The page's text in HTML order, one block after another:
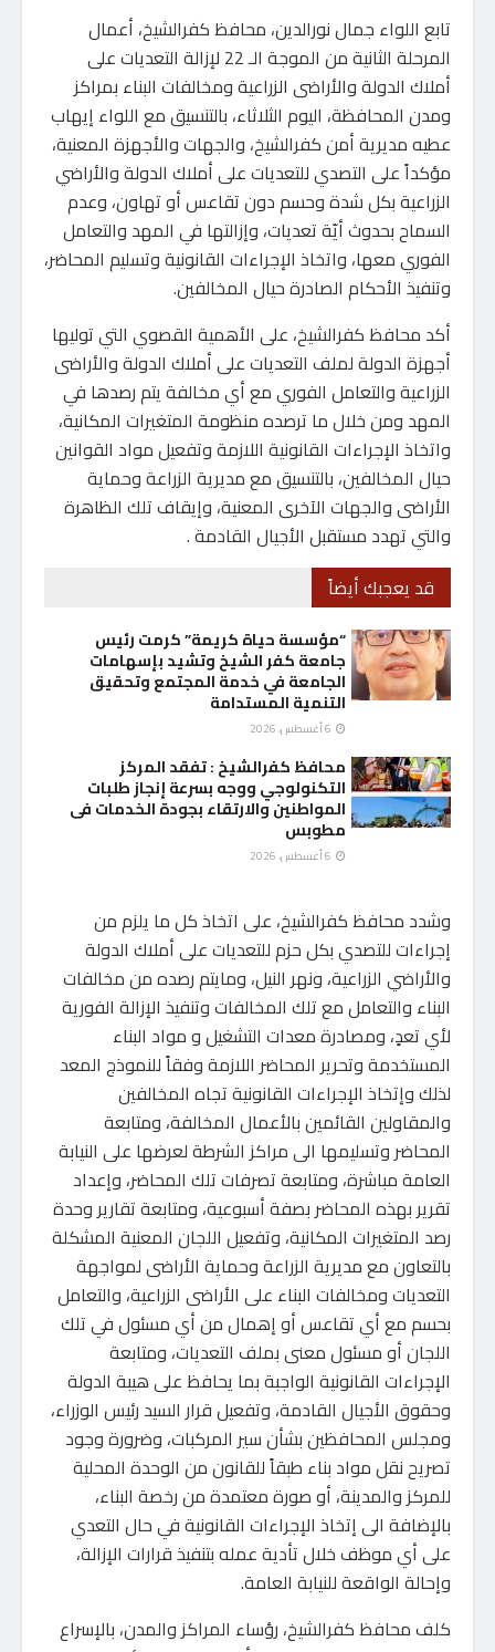
تابع اللواء جمال نورالدين، محافظ كفرالشيخ، أعمال
المرحلة الثانية من الموجة الـ 22 لإزالة التعديات على
أملاك الدولة والأراضى الزراعية ومخالفات البناء بمراكز
ومدن المحافظة، اليوم الثلاثاء، بالتنسيق مع اللواء إيهاب
عطيه مديرية أمن كفرالشيخ، والجهات والأجهزة المعنية،
مؤكداً على التصدي للتعديات على أملاك الدولة والأراضي
الزراعية بكل شدة وحسم دون تقاعس أو تهاون، وعدم
السماح بحدوث أيّة تعديات، وإزالتها في المهد والتعامل
الفوري معها، واتخاذ الإجراءات القانونية وتسليم المحاضر،
وتنفيذ الأحكام الصادرة حيال المخالفين.
أكد محافظ كفرالشيخ، على الأهمية القصوي التي توليها
أجهزة الدولة لملف التعديات على أملاك الدولة والأراضى
الزراعية والتعامل الفوري مع أي مخالفة يتم رصدها في
المهد ومن خلال ما ترصده منظومة المتغيرات المكانية،
واتخاذ الإجراءات القانونية اللازمة وتفعيل مواد القوانين
حيال المخالفين، بالتنسيق مع مديرية الزراعة وحماية
الأراضى والجهات الآخرى المعنية، وإيقاف تلك الظاهرة
والتي تهدد مستقبل الأجيال القادمة .
قد يعجبك أيضاً
“مؤسسة حياة كريمة” كرمت رئيس
جامعة كفر الشيخ وتشيد بإسهامات
الجامعة في خدمة المجتمع وتحقيق
التنمية المستدامة
محافظ كفرالشيخ : تفقد المركز
التكنولوجي ووجه بسرعة إنجاز طلبات
المواطنين والارتقاء بجودة الخدمات فى
مطوبس
وشدد محافظ كفرالشيخ، على اتخاذ كل ما يلزم من
إجراءات للتصدي بكل حزم للتعديات على أملاك الدولة
والأراضي الزراعية، ونهر النيل، ومايتم رصده من مخالفات
البناء والتعامل مع تلك المخالفات وتنفيذ الإزالة الفورية
لأي تعدٍ، ومصادرة معدات التشغيل و مواد البناء
المستخدمة وتحرير المحاضر اللازمة وفقاً للنموذج المعد
لذلك وإتخاذ الإجراءات القانونية تجاه المخالفين
والمقاولين القائمين بالأعمال المخالفة، ومتابعة
المحاضر وتسليمها الى مراكز الشرطة لعرضها على النيابة
العامة مباشرة، ومتابعة تصرفات تلك المحاضر، وإعداد
تقرير بهذه المحاضر بصفة أسبوعية، ومتابعة تقارير وحدة
رصد المتغيرات المكانية، وتفعيل اللجان المعنية المشكلة
بالتعاون مع مديرية الزراعة وحماية الأراضى لمواجهة
التعديات ومخالفات البناء على الأراضى الزراعية، والتعامل
بحسم مع أي تقاعس أو إهمال من أي مسئول في تلك
اللجان أو مسئول معنى بملف التعديات، ومتابعة
الإجراءات القانونية الواجبة بما يحافظ على هيبة الدولة
وحقوق الأجيال القادمة، وتفعيل قرار السيد رئيس الوزراء،
ومجلس المحافظين بشأن سير المركبات، وضرورة وجود
تصريح نقل مواد بناء طبقاً للقانون من الوحدة المحلية
للمركز والمدينة، أو صورة معتمدة من رخصة البناء،
بالإضافة الى إتخاذ الإجراءات القانونية في حال التعدي
على أي موظف خلال تأدية عمله بتنفيذ قرارات الإزالة،
وإحالة الواقعة للنيابة العامة.
كلف محافظ كفرالشيخ، رؤساء المراكز والمدن، بالإسراع